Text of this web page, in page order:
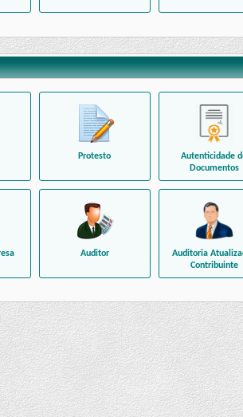
Protesto
Autenticidade
Documentos
Auditor
Auditoria
Contribuinte